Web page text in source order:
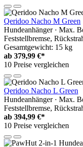
Qeridoo Nacho M Green
Hundeanhänger · Max.
Feststellbremse,
Gesamtgewicht: 15 kg
ab 379,99 €*
10 Preise vergleichen
Qeridoo Nacho L Green
Hundeanhänger · Max.
Feststellbremse,
ab 394,99 €*
10 Preise vergleichen